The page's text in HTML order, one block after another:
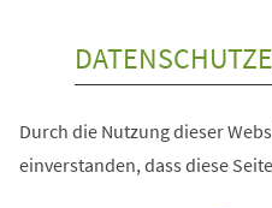
Durch die Nutzung dieser
einverstanden, dass diese